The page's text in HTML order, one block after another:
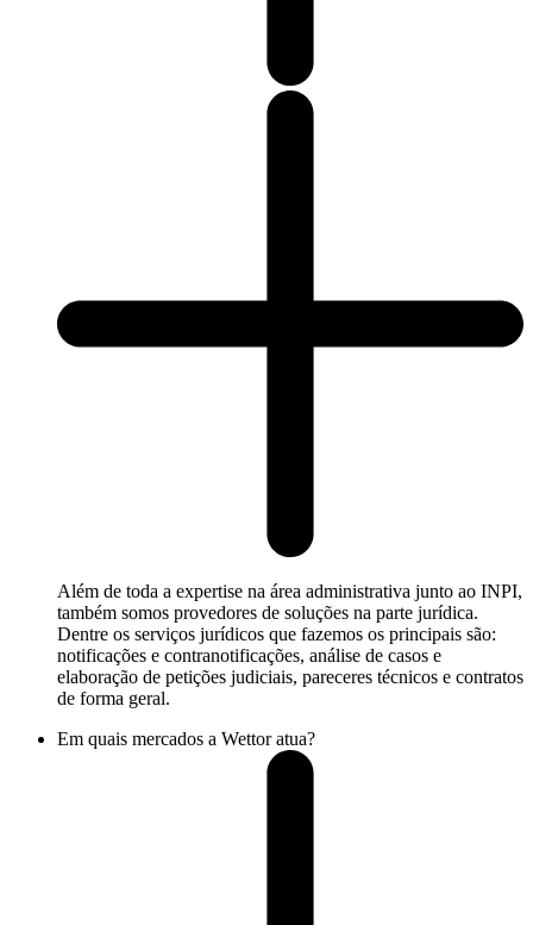
Além de toda a expertise na área administrativa junto ao INPI,
também somos provedores de soluções na parte jurídica.
Dentre os serviços jurídicos que fazemos os principais são:
notificações e contranotificações, análise de casos e
elaboração de petições judiciais, pareceres técnicos e contratos
de forma geral.
Em quais mercados a Wettor atua?